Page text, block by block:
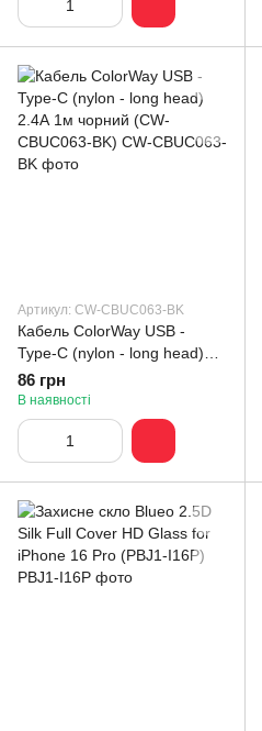
Артикул: CW-CBUC063-BK
Кабель ColorWay USB -
Type-C (nylon - long head)
2.4А 1м чорний (CW-
CBUC063-BK)
86 грн
В наявності